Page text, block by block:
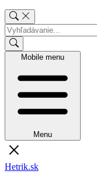
Mobile menu
Menu
Hetrik.sk